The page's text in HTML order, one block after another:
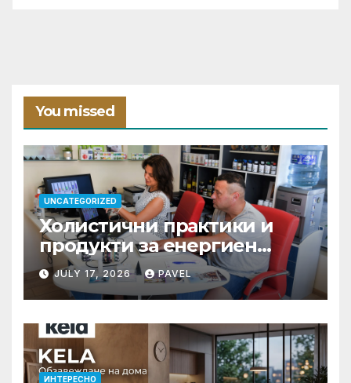
You missed
UNCATEGORIZED
Холистични практики и
продукти за енергиен
баланс в ежедневието
JULY 17, 2026 PAVEL
ИНТЕРЕСНО